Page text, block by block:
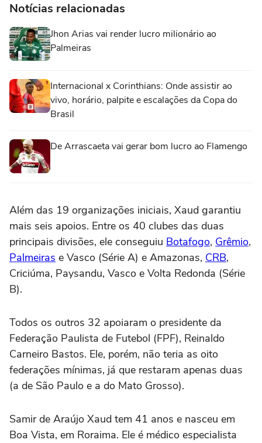
Notícias relacionadas
Jhon Arias vai render lucro milionário ao
Palmeiras
Internacional x Corinthians: Onde assistir ao
vivo, horário, palpite e escalações da Copa do
Brasil
De Arrascaeta vai gerar bom lucro ao Flamengo
Além das 19 organizações iniciais, Xaud garantiu
mais seis apoios. Entre os 40 clubes das duas
principais divisões, ele conseguiu Botafogo, Grêmio,
Palmeiras e Vasco (Série A) e Amazonas, CRB,
Criciúma, Paysandu, Vasco e Volta Redonda (Série
B).
Todos os outros 32 apoiaram o presidente da
Federação Paulista de Futebol (FPF), Reinaldo
Carneiro Bastos. Ele, porém, não teria as oito
federações mínimas, já que restaram apenas duas
(a de São Paulo e a do Mato Grosso).
Samir de Araújo Xaud tem 41 anos e nasceu em
Boa Vista, em Roraima. Ele é médico especialista